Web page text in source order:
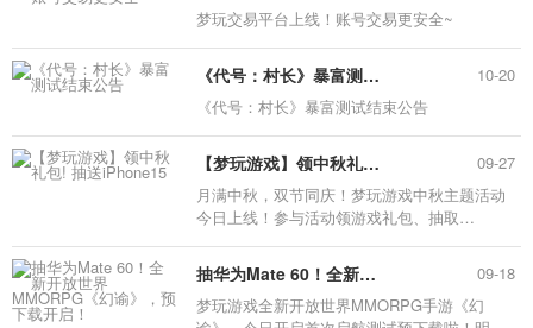
梦玩交易平台上线！账号交易更安全~
《代号：村长》暴富测试结束公告
10-20
《代号：村长》暴富测试结束公告
【梦玩游戏】领中秋礼包! 抽送iPhone15
09-27
​月满中秋，双节同庆！梦玩游戏中秋主题活动
今日上线！参与活动领游戏礼包、抽取
抽华为Mate 60！全新开放世界MMORPG《幻谕》，预下载开启！
09-18
梦玩游戏全新开放世界MMORPG手游《幻